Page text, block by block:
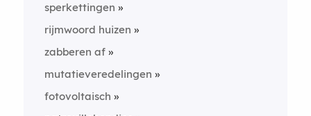
sperkettingen
rijmwoord huizen
zabberen af
mutatieveredelingen
fotovoltaisch